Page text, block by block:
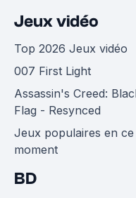
Jeux vidéo
Top 2026 Jeux vidéo
007 First Light
Assassin's Creed:
Flag - Resynced
Jeux populaires en ce
moment
BD